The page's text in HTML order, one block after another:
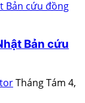
Bản cứu
Tháng Tám 4,